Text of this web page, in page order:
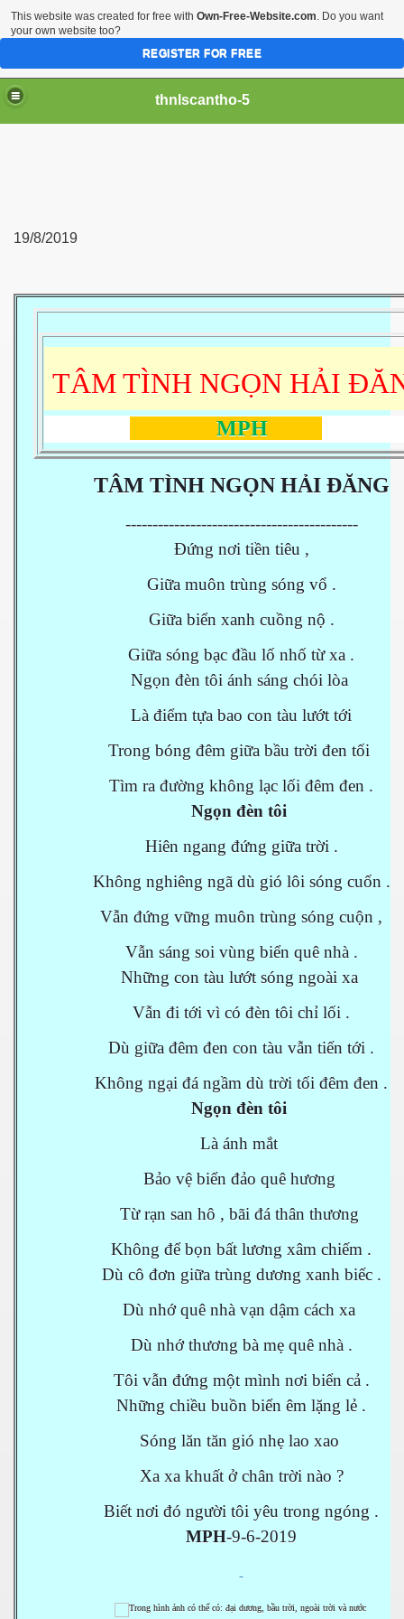
thnlscantho-5
19/8/2019
TÂM TÌNH NGỌN HẢI
MPH
TÂM TÌNH NGỌN HẢI ĐĂNG
-------------------------------------------
Đứng nơi tiền tiêu ,
Giữa muôn trùng sóng vổ .
Giữa biển xanh cuồng nộ .
Giữa sóng bạc đầu lố nhố từ xa .
Ngọn đèn tôi ánh sáng chói lòa
Là điểm tựa bao con tàu lướt tới
Trong bóng đêm giữa bầu trời đen tối
Tìm ra đường không lạc lối đêm đen .
Ngọn đèn tôi
Hiên ngang đứng giữa trời .
Không nghiêng ngã dù gió lôi sóng cuốn .
Vẫn đứng vững muôn trùng sóng cuộn ,
Vẫn sáng soi vùng biển quê nhà .
Những con tàu lướt sóng ngoài xa
Vẫn đi tới vì có đèn tôi chỉ lối .
Dù giữa đêm đen con tàu vẫn tiến tới .
Không ngại đá ngầm dù trời tối đêm đen .
Ngọn đèn tôi
Là ánh mắt
Bảo vệ biển đảo quê hương
Từ rạn san hô , bãi đá thân thương
Không để bọn bất lương xâm chiếm .
Dù cô đơn giữa trùng dương xanh biếc .
Dù nhớ quê nhà vạn dậm cách xa
Dù nhớ thương bà mẹ quê nhà .
Tôi vẫn đứng một mình nơi biển cả .
Những chiều buồn biển êm lặng lẻ .
Sóng lăn tăn gió nhẹ lao xao
Xa xa khuất ở chân trời nào ?
Biết nơi đó người tôi yêu trong ngóng .
MPH-9-6-2019
This website was created for free with Own-Free-Website.com. Do you want
your own website too?
REGISTER FOR FREE